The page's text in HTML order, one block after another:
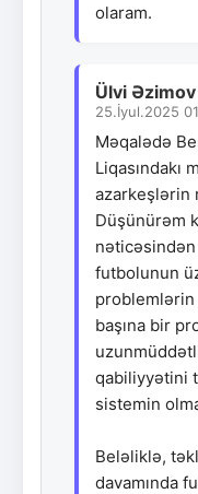
olaram.
Ülvi Əzimov
25.İyul.2025
Məqalədə
Liqasındakı
azarkeşlərin
Düşünürəm
futbolunun
başına bir
qabiliyyətini
sistemin
Beləliklə,
davamında